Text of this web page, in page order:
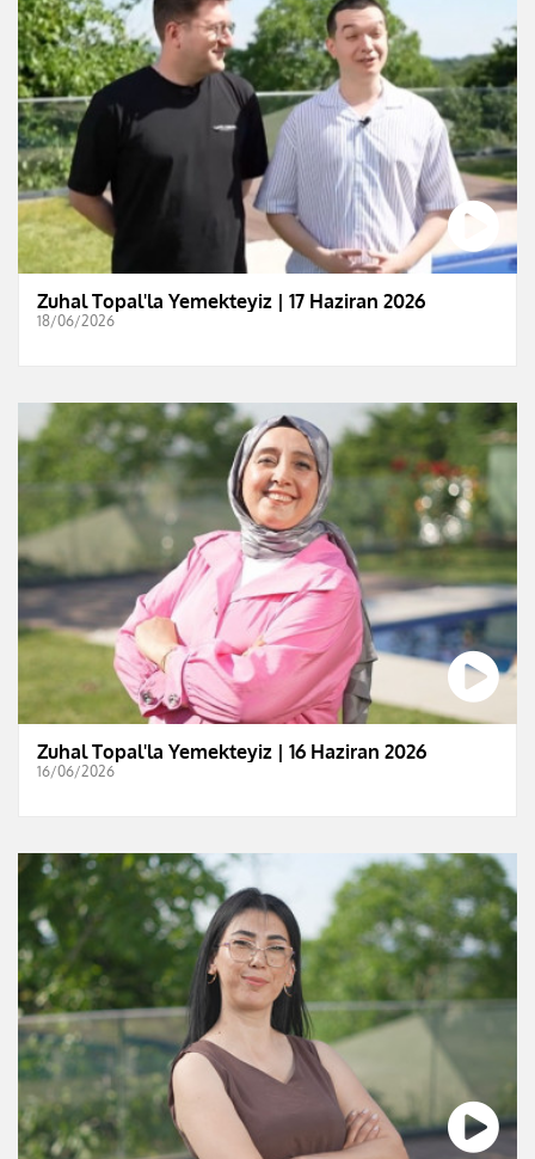
Zuhal Topal'la Yemekteyiz | 17 Haziran 2026
18/06/2026
Zuhal Topal'la Yemekteyiz | 16 Haziran 2026
16/06/2026